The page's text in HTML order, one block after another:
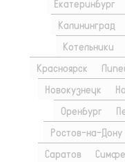
Екатеринбург
Калининград
Котельники
Красноярск
Новокузнецк
Оренбург
Ростов-на-Дону
Саратов